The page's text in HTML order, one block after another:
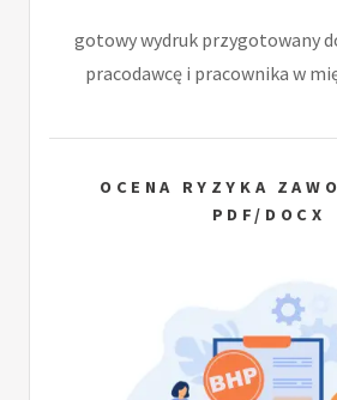
gotowy wydruk przygotowany
pracodawcę i pracownika w
OCENA RYZYKA
PDF/DOCX